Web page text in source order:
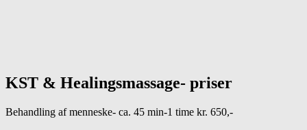
KST & Healingsmassage- priser
Behandling af menneske- ca. 45 min-1 time kr. 650,-